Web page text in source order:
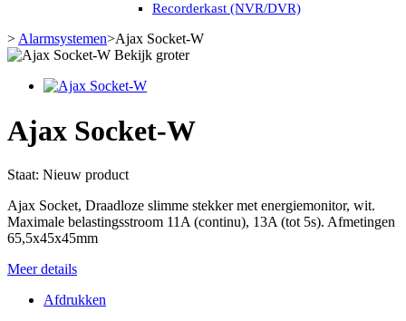
Recorderkast (NVR/DVR)
> Alarmsystemen>Ajax Socket-W
Bekijk groter
Ajax Socket-W
Staat: Nieuw product
Ajax Socket, Draadloze slimme stekker met energiemonitor, wit.
Maximale belastingsstroom 11A (continu), 13A (tot 5s). Afmetingen
65,5x45x45mm
Meer details
Afdrukken